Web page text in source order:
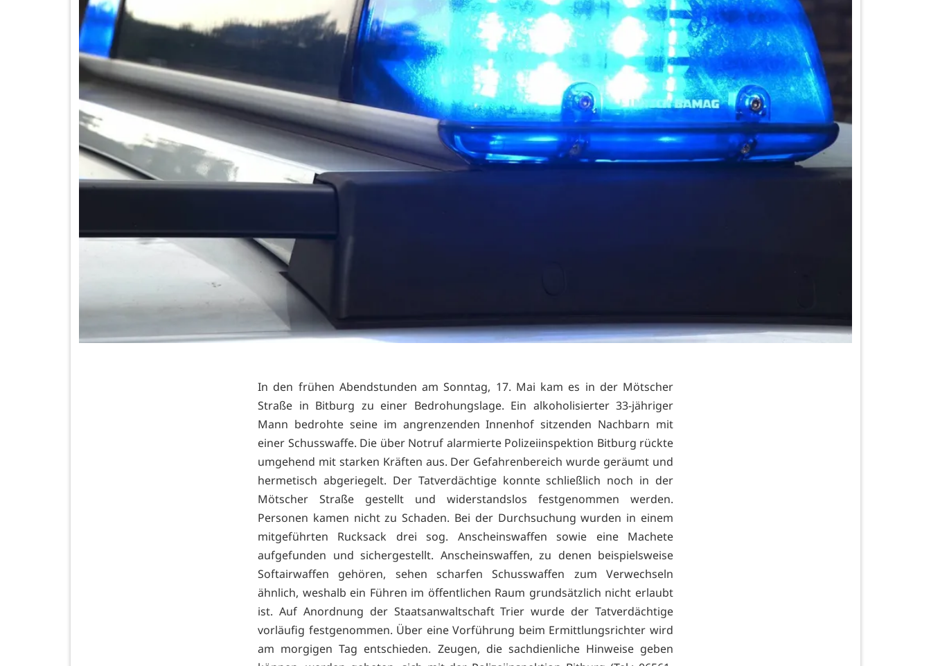
In den frühen Abendstunden am Sonntag, 17. Mai kam es in der Mötscher
Straße in Bitburg zu einer Bedrohungslage. Ein alkoholisierter 33-jähriger
Mann bedrohte seine im angrenzenden Innenhof sitzenden Nachbarn mit
einer Schusswaffe. Die über Notruf alarmierte Polizeiinspektion Bitburg rückte
umgehend mit starken Kräften aus. Der Gefahrenbereich wurde geräumt und
hermetisch abgeriegelt. Der Tatverdächtige konnte schließlich noch in der
Mötscher Straße gestellt und widerstandslos festgenommen werden.
Personen kamen nicht zu Schaden. Bei der Durchsuchung wurden in einem
mitgeführten Rucksack drei sog. Anscheinswaffen sowie eine Machete
aufgefunden und sichergestellt. Anscheinswaffen, zu denen beispielsweise
Softairwaffen gehören, sehen scharfen Schusswaffen zum Verwechseln
ähnlich, weshalb ein Führen im öffentlichen Raum grundsätzlich nicht erlaubt
ist. Auf Anordnung der Staatsanwaltschaft Trier wurde der Tatverdächtige
vorläufig festgenommen. Über eine Vorführung beim Ermittlungsrichter wird
am morgigen Tag entschieden. Zeugen, die sachdienliche Hinweise geben